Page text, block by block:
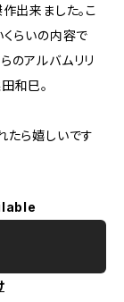
出来ました。こ
らいの内容で
のアルバムリリ
和巳。
たら嬉しいです